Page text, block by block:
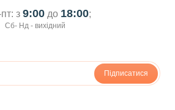
з 9:00до 18:00;
Сб- Нд - вихідний
Підписатися